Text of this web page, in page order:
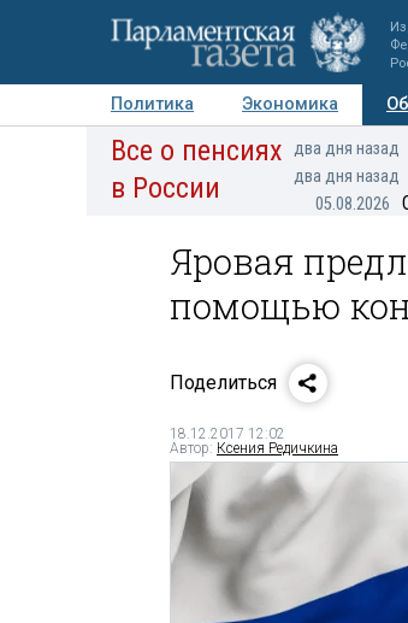
Политика Экономика
Авторы Персоны Мнения
Все о пенсиях
в России
два дня назад
два дня назад
05.08.2026
Яровая
помощью
Поделиться
18.12.2017 12:02
Автор: Ксения Редичкина